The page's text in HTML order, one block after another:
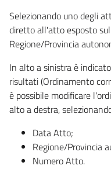
Selezionando uno degli
diretto all'atto esposto
Regione/Provincia
In alto a sinistra è
risultati (Ordinamento
è possibile modificare
alto a destra,
Data Atto;
Regione/Provincia
Numero Atto.